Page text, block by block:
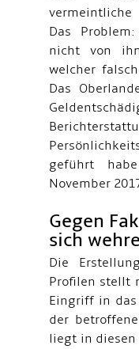
vermeintliche
Das
nicht von
welcher
Das
geführt
November
Gegen
sich
Die
Profilen stellt
Eingriff in
der
liegt in diesen